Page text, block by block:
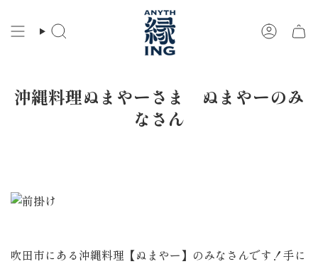
検
ア
沖縄料理ぬまやーさま ぬまやーのみ
なさん
吹田市にある沖縄料理【ぬまやー】のみなさんです！手に